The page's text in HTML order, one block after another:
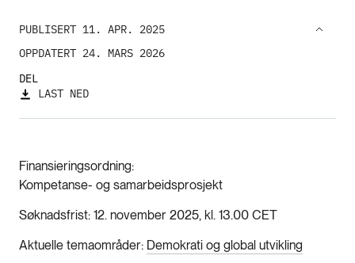
PUBLISERT 11. APR. 2025
OPPDATERT 24. MARS 2026
DEL
LAST NED
Finansieringsordning
Kompetanse- og samarbeidsprosjekt
Søknadsfrist 12. november 2025, kl. 13.00 CET
Aktuelle temaområder Demokrati og global utvikling